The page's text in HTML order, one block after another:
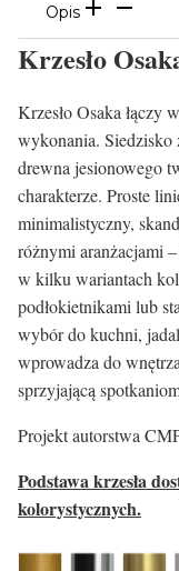
Opis
Krzesło
Krzesło Osaka łączy
wykonania. Siedzisko
drewna jesionowego
charakterze. Proste
minimalistyczny,
różnymi aranżacjami
w kilku wariantach
podłokietnikami lub
wybór do kuchni,
wprowadza do
sprzyjającą
Projekt autorstwa
Podstawa krzesła
kolorystycznych.